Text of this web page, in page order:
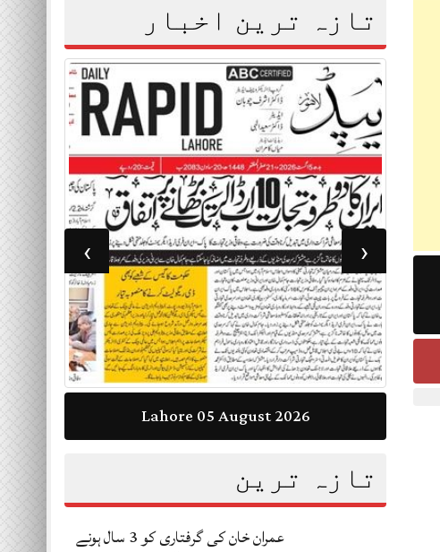
تازہ ترین اخبار
Lahore 05 August 2026
‹
›
تازہ ترین
عمران خان کی گرفتاری کو 3 سال ہونے